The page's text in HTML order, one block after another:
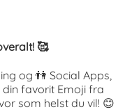
🥰
og 👫 Social Apps,
favorit Emoji fra
som helst du vil! 😊